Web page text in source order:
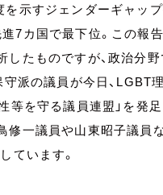
示すジェンダーギャップ
7カ国で最下位。この報
たものですが、政治分
派の議員が今日、LGBT
等を守る議員連盟」を発
一議員や山東昭子議員
ています。